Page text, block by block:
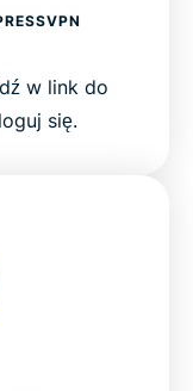
w link do
się.